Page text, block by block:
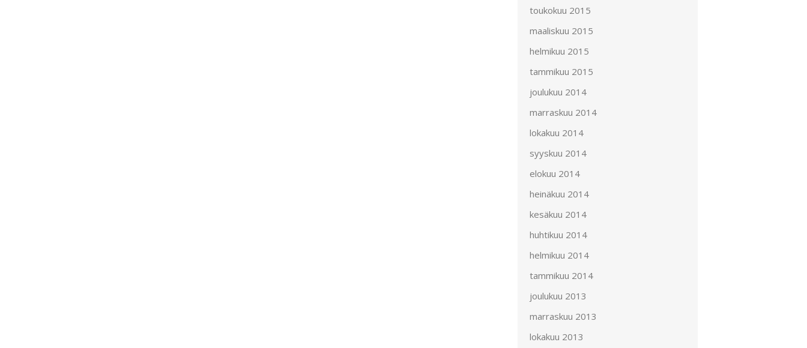
toukokuu 2015
maaliskuu 2015
helmikuu 2015
tammikuu 2015
joulukuu 2014
marraskuu 2014
lokakuu 2014
syyskuu 2014
elokuu 2014
heinäkuu 2014
kesäkuu 2014
huhtikuu 2014
helmikuu 2014
tammikuu 2014
joulukuu 2013
marraskuu 2013
lokakuu 2013